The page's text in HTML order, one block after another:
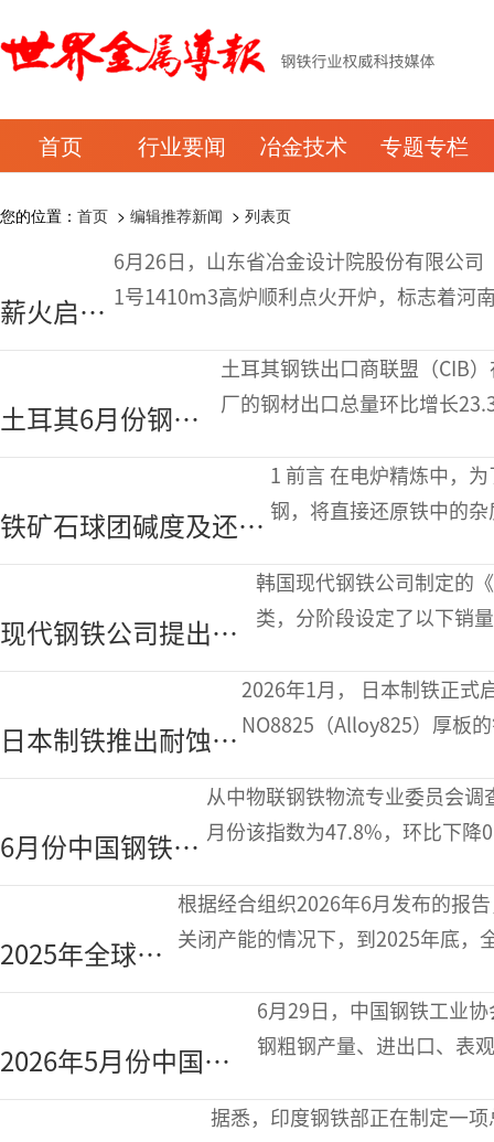
首页 行业要闻 冶金技术 专题专栏
您的位置： 首页 > 编辑推荐新闻 > 列表页
薪火启新
程 炉旺开
6月26日，山东省冶金设计院股份有限公
1号1410m3高炉顺利点火开炉，标志着
土耳其6月份钢铁
出口增长23%主要
土耳其钢铁出口商联盟（CIB
厂的钢材出口总量环比增长
铁矿石球团碱度及还原
温度对氢直接还原铁中
1 前言 在电炉精炼中，为了从氢直接还原铁（H-DRI）冶炼获得洁净
钢，将直接还原铁中的
现代钢铁公司提出
2032年汽车板销量达
韩国现代钢铁公司制定的
类，分阶段设定了以下销
日本制铁推出耐蚀镍
合金Alloy825厚板产
2026年1月， 日本制铁正式启动耐蚀镍合金ASTM/ASME UNS
NO8825（Alloy825）厚板
6月份中国钢铁
PMI显示淡季特征
从中物联钢铁物流专业委员会
月份该指数为47.8%，环比下降
2025年全球粗
钢产能为
根据经合组织2026年6月发布的报
关闭产能的情况下，到2025年底，
2026年5月份中国不
锈钢粗钢产量为379万
6月29日，中国钢铁工业
钢粗钢产量、进出口、表观消费量统计
据悉，印度钢铁部正在制定一